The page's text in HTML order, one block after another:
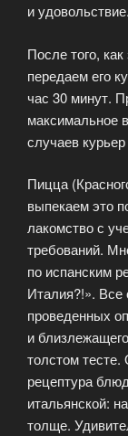
и удовольствие.
После того,
передаем его
час 30 минут.
максимальное
случаев
Пицца
выпекаем это
лакомство с
требований.
по испанским
Италия?!». Все
проведенных
и
толстом
рецептура
итальянской:
толще.